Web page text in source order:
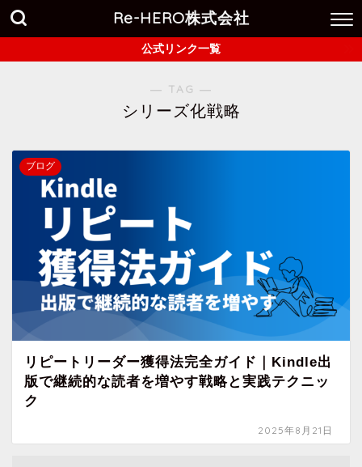
Re-HERO株式会社
公式リンク一覧
― TAG ―
シリーズ化戦略
ブログ
リピートリーダー獲得法完全ガイド｜Kindle出
版で継続的な読者を増やす戦略と実践テクニッ
ク
2025年8月21日